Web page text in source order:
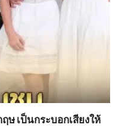
ษ เป็นกระบอกเสียงให้